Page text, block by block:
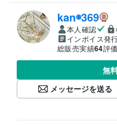
kan◉369
本人確認
インボイス発
総販売実績64評価
無
メッセージを送る